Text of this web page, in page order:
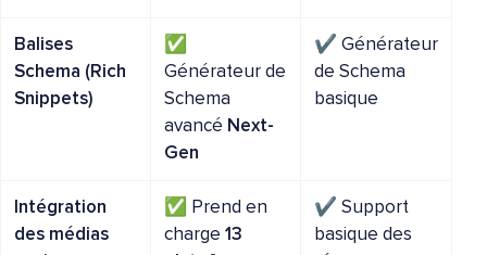
Balises
Schema (Rich
Snippets)
✅
Générateur de
Schema
avancé Next-
Gen
✔️ Générateur
de Schema
basique
Intégration
des médias
✅ Prend en
charge 13
✔️ Support
basique des